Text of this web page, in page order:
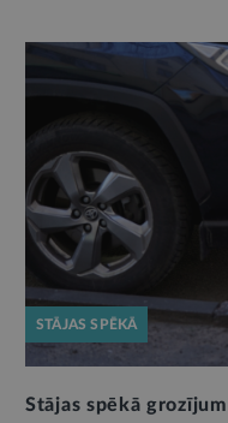
STĀJAS SPĒKĀ
Stājas spēkā